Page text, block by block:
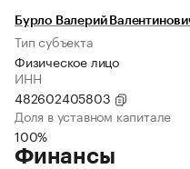
Бурло Валерий
Тип субъекта
Физическое лицо
ИНН
482602405803
Доля в уставном капитале
100%
Финансы